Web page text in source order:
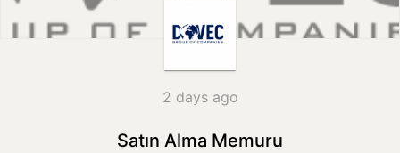
2 days ago
Satın Alma Memuru